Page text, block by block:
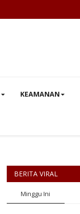
KEAMANAN
BERITA VIRAL
Minggu Ini